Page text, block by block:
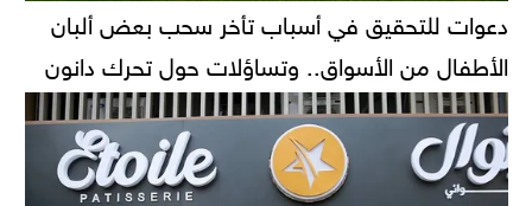
دعوات للتحقيق في أسباب تأخر سحب بعض ألبان
الأطفال من الأسواق.. وتساؤلات حول تحرك دانون